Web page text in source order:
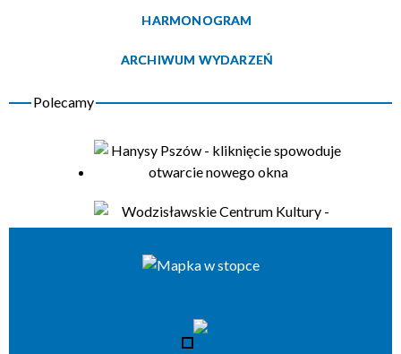
HARMONOGRAM
ARCHIWUM WYDARZEŃ